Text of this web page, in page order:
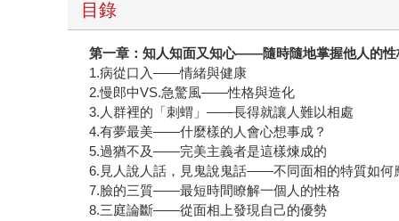
目錄
第一章：知人知面又知心——隨時隨地掌握他人的
1.病從口入——情緒與健康
2.慢郎中VS.急驚風——性格與造化
3.人群裡的「刺蝟」——長得就讓人難以相處
4.有夢最美——什麼樣的人會心想事成？
5.過猶不及——完美主義者是這樣煉成的
6.見人說人話，見鬼說鬼話——不同面相的特質如何
7.臉的三質——最短時間瞭解一個人的性格
8.三庭論斷——從面相上發現自己的優勢